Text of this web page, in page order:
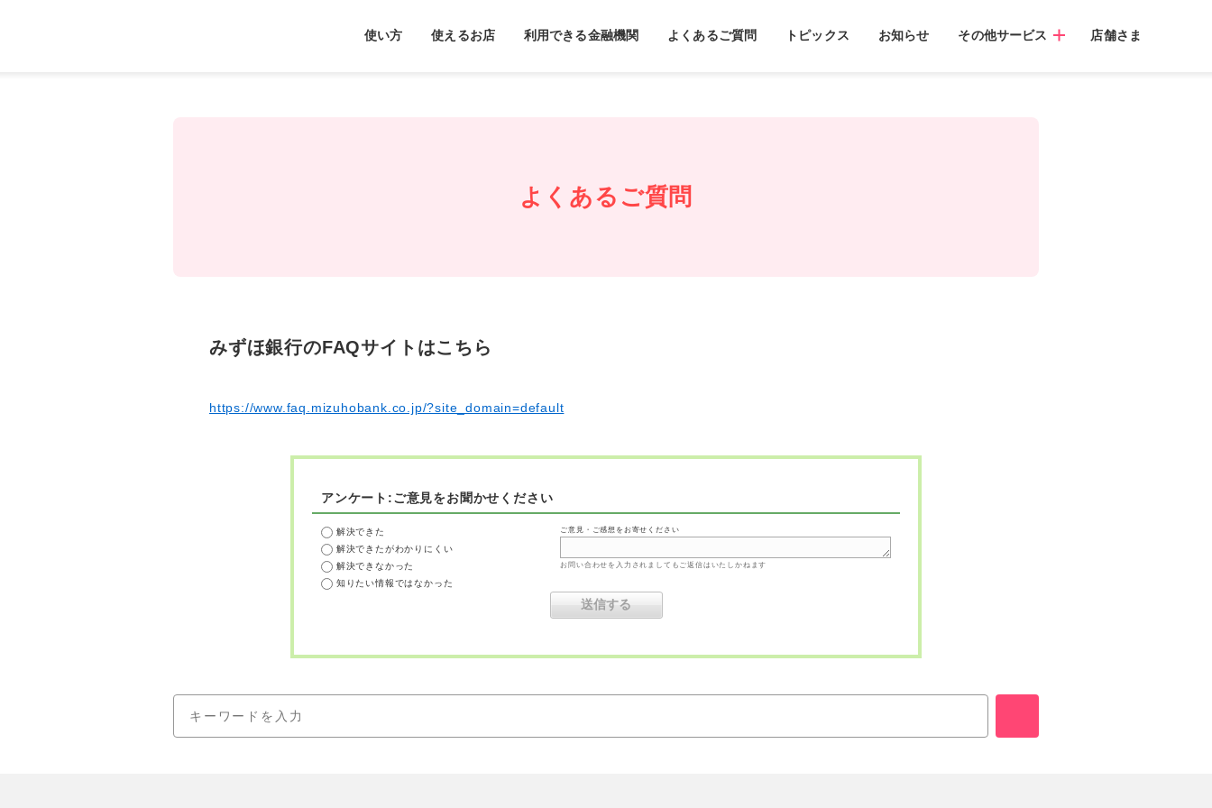
使い方 使えるお店 利用できる金融機関 よくあるご質問 トピックス お知らせ その他サービス 店舗さま
よくあるご質問
みずほ銀行のFAQサイトはこちら
https://www.faq.mizuhobank.co.jp/?site_domain=default
アンケート:ご意見をお聞かせください
解決できた
解決できたがわかりにくい
解決できなかった
知りたい情報ではなかった
ご意見・ご感想をお寄せください
お問い合わせを入力されましてもご返信はいたしかねます